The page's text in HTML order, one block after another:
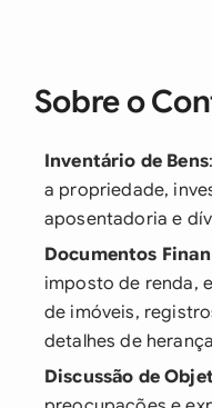
Sobre o
Inventário de Bens
a propriedade,
aposentadoria e
Documentos
imposto de renda,
de imóveis,
detalhes de
Discussão de